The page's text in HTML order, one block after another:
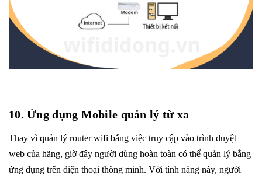
10. Ứng dụng Mobile quản lý từ xa
Thay vì quản lý router wifi bằng việc truy cập vào trình duyệt
web của hãng, giờ đây người dùng hoàn toàn có thể quản lý bằng
ứng dụng trên điện thoại thông minh. Với tính năng này, người